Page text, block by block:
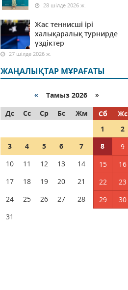
28 шілде 2026 ж.
Жас теннисші ірі
халықаралық турнирде
үздіктер
27 шілде 2026 ж.
ЖАҢАЛЫҚТАР МҰРАҒАТЫ
« Тамыз 2026 »
Дс
Сс Ср Бс Жм Сб
Жс
1
2
3
4 5 6 7 8
9
10
11 12 13 14 15
16
17
18 19 20 21 22
23
24
25 26 27 28 29
30
31